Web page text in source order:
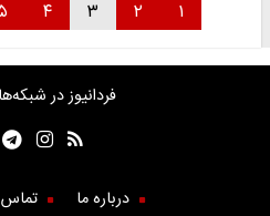
۱ ۲ ۳ ۴
فردانیوز در
درباره ما تماس